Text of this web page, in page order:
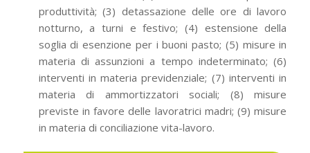
produttività; (3) detassazione delle ore di lavoro
notturno, a turni e festivo; (4) estensione della
soglia di esenzione per i buoni pasto; (5) misure in
materia di assunzioni a tempo indeterminato; (6)
interventi in materia previdenziale; (7) interventi in
materia di ammortizzatori sociali; (8) misure
previste in favore delle lavoratrici madri; (9) misure
in materia di conciliazione vita-lavoro.